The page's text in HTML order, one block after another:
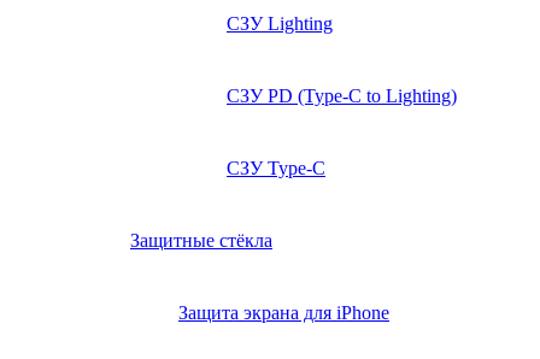
СЗУ Lighting
СЗУ PD (Type-C to Lighting)
СЗУ Type-C
Защитные стёкла
Защита экрана для iPhone